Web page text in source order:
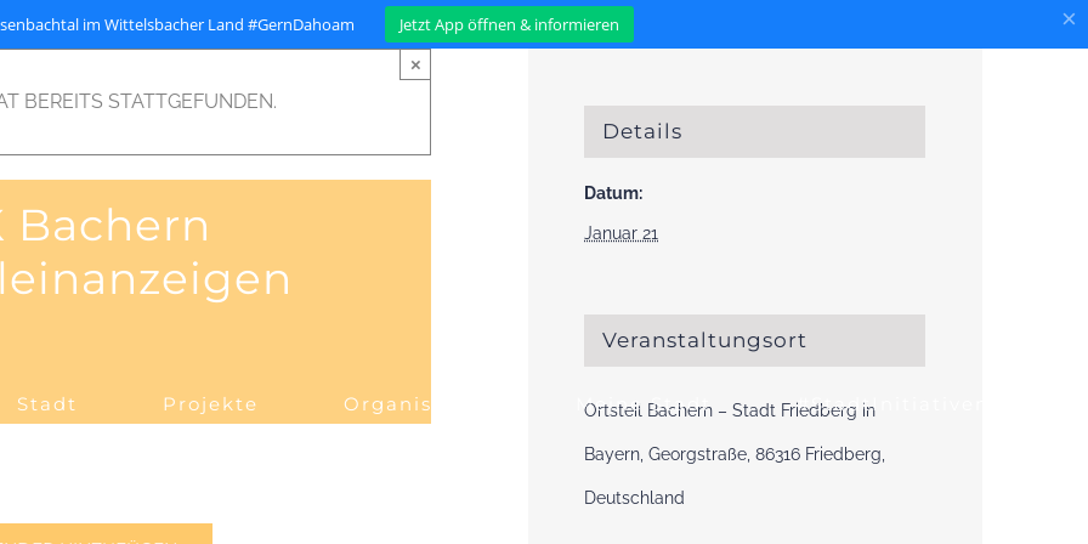
im Wittelsbacher Land #GernDahoam Jetzt App öffnen & informieren ×
Stadt Projekte Organisation Meine Stadt #StadtInitiativen
BEREITS STATTGEFUNDEN.
×
Bachern
Details
Datum:
Januar 21
Veranstaltungsort
Ortsteil Bachern – Stadt Friedberg in
Bayern, Georgstraße, 86316 Friedberg,
Deutschland